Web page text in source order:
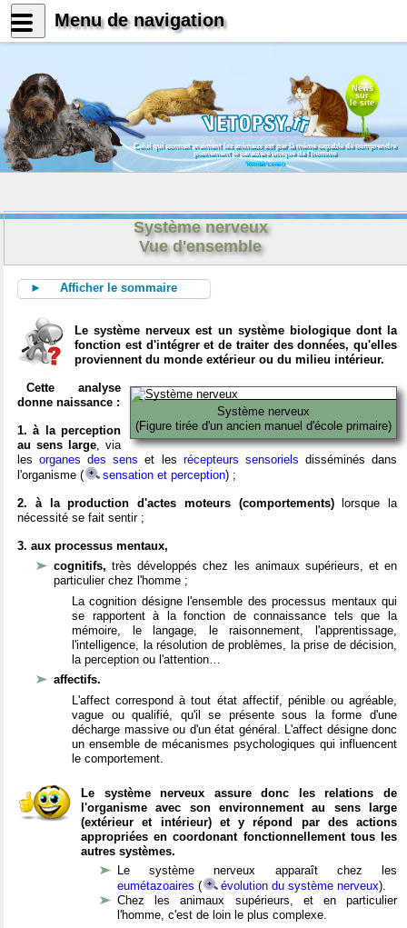
News
sur
le site
Celui qui connait vraiment les animaux est par là même capable de comprendre
pleinement le caractère unique de l'homme
Konrad Lorenz
Système nerveux
Vue d'ensemble
► Afficher le sommaire
Le système nerveux est un système biologique dont la
fonction est d'intégrer et de traiter des données, qu'elles
proviennent du monde extérieur ou du milieu intérieur.
Système nerveux
(Figure tirée d'un ancien manuel d'école primaire)
Cette analyse
donne naissance :
1. à la perception
au sens large, via
lesorganes des sens et les récepteurs sensoriels disséminés dans
l'organisme (
sensation et perception) ;
2. à la production d'actes moteurs (comportements)lorsque la
nécessité se fait sentir ;
3. aux processus mentaux,
cognitifs,très développés chez les animaux supérieurs, et en
particulier chez l'homme ;
La cognition désigne l'ensemble des processus mentaux qui
se rapportent à la fonction de connaissance tels que la
mémoire, le langage, le raisonnement, l'apprentissage,
l'intelligence, la résolution de problèmes, la prise de décision,
la perception ou l'attention…
affectifs.
L'affect correspond à tout état affectif, pénible ou agréable,
vague ou qualifié, qu'il se présente sous la forme d'une
décharge massive ou d'un état général. L'affect désigne donc
un ensemble de mécanismes psychologiques qui influencent
le comportement.
Le système nerveux assure donc les relations de
l'organisme avec son environnement au sens large
(extérieur et intérieur) et y répond par des actions
appropriées en coordonant fonctionnellement tous les
autres systèmes.
Le système nerveux apparaît chez les
eumétazoaires ( évolution du système nerveux).
Chez les animaux supérieurs, et en particulier
l'homme, c'est de loin le plus complexe.
Menu de navigation